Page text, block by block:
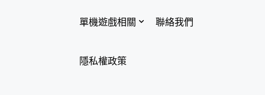
單機遊戲相關 聯絡我們
隱私權政策